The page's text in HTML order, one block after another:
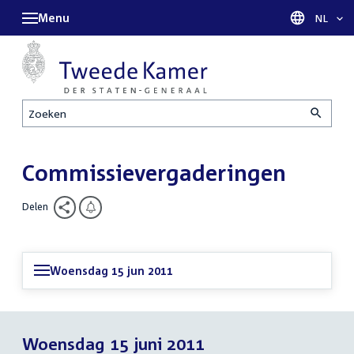
Zoeken
Menu Taal
NL
Commissievergaderingen
Delen
Woensdag 15 jun 2011
Woensdag 15 juni 2011